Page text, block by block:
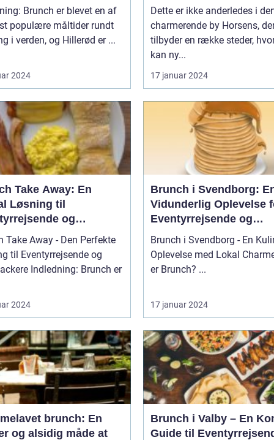
Brunch er blevet en af
populære måltider rundt
i verden, og Hillerød er ...
2024
dem, der elsker at
kombinere de lækreste
morgenmadslækkerier
frokostfavoritter
Dette er ikke anderledes i
charmerende by Horsens,
tilbyder en række steder,
kan ny...
17 januar 2024
Take Away: En
Løsning til
og
Take Away - Den Perfekte
til Eventyrrejsende og
Brunch er
2024
Brunch i Svendborg:
Vidunderlig Oplevelse
Eventyrrejsende og
Backpackere
Brunch i Svendborg - En
Oplevelse med Lokal Charme
er Brunch? ...
17 januar 2024
brunch: En
og alsidig måde at
Brunch i Valby – En
Guide til